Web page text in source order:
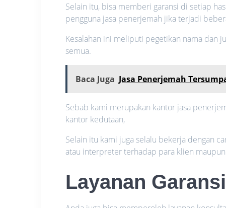
Selain itu, bisa memberi garansi di setiap
pengguna jasa penerjemah jika terjadi
Kesalahan ini meliputi pegetikan nama dan
semua.
Baca Juga Jasa Penerjemah
Sebab kami merupakan kantor jasa
kantor kedutaan,
Selain itu kami juga selalu bekerja dengan
atau interpreter terhadap para klien
Layanan